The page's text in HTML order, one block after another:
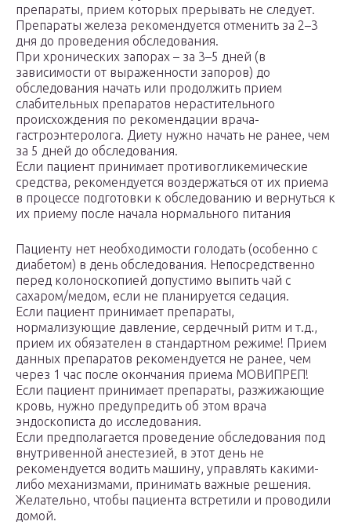
препараты, прием которых прерывать не следует.
Препараты железа рекомендуется отменить за 2–3
дня до проведения обследования.
При хронических запорах – за 3–5 дней (в
зависимости от выраженности запоров) до
обследования начать или продолжить прием
слабительных препаратов нерастительного
происхождения по рекомендации врача-
гастроэнтеролога. Диету нужно начать не ранее, чем
за 5 дней до обследования.
Если пациент принимает противогликемические
средства, рекомендуется воздержаться от их приема
в процессе подготовки к обследованию и вернуться к
их приему после начала нормального питания
Пациенту нет необходимости голодать (особенно с
диабетом) в день обследования. Непосредственно
перед колоноскопией допустимо выпить чай с
сахаром/медом, если не планируется седация.
Если пациент принимает препараты,
нормализующие давление, сердечный ритм и т.д.,
прием их обязателен в стандартном режиме! Прием
данных препаратов рекомендуется не ранее, чем
через 1 час после окончания приема МОВИПРЕП!
Если пациент принимает препараты, разжижающие
кровь, нужно предупредить об этом врача
эндоскописта до исследования.
Если предполагается проведение обследования под
внутривенной анестезией, в этот день не
рекомендуется водить машину, управлять какими-
либо механизмами, принимать важные решения.
Желательно, чтобы пациента встретили и проводили
домой.